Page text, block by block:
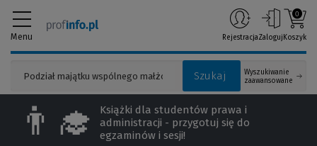
Menu
Szukaj
Wyszukiwanie
zaawansowane
RejestracjaZaloguj
0
Koszyk
👨‍🎓
Książki dla studentów prawa i
administracji - przygotuj się do
egzaminów i sesji!